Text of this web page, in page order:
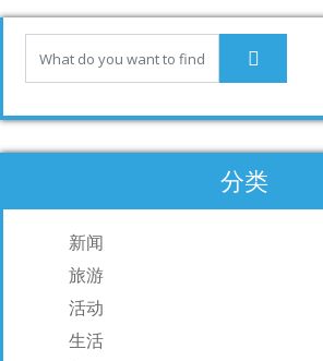
o
k
n
分类
新闻
旅游
活动
生活